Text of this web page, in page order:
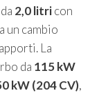
2,0 litricon
un cambio
La
da 115 kW
kW (204 CV),